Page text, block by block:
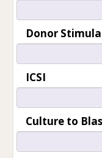
Donor
ICSI
Culture to